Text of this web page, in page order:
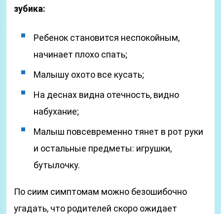
зубика:
Ребенок становится неспокойным,
начинает плохо спать;
Малышу охото все кусать;
На деснах видна отечность, видно
набухание;
Малыш повсевременно тянет в рот руки
и остальные предметы: игрушки,
бутылочку.
По сиим симптомам можно безошибочно
угадать, что родителей скоро ожидает